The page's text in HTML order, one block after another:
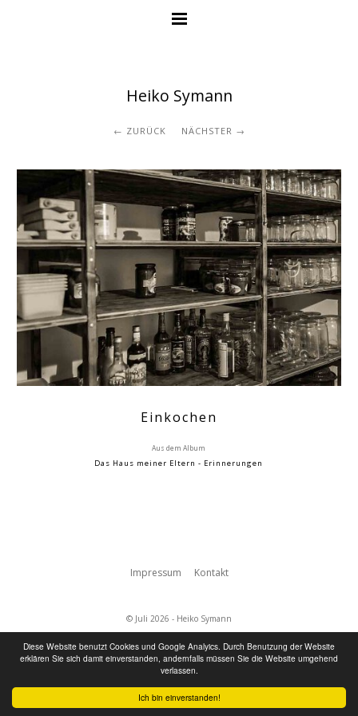
Ich bin einverstanden!
Diese Website benutzt Cookies und Google Analyics. Durch Benutzung der Website
erklären Sie sich damit einverstanden, andernfalls müssen Sie die Website umgehend
verlassen.
Heiko Symann
ZURÜCK NÄCHSTER
Einkochen
Aus dem Album
Das Haus meiner Eltern - Erinnerungen
Impressum Kontakt
© Juli 2026 - Heiko Symann